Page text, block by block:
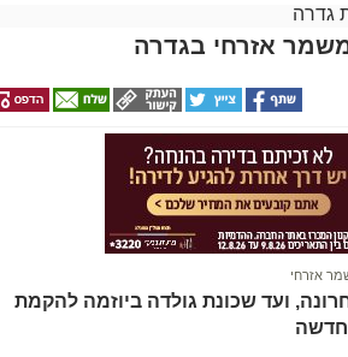
גדרה
אזרחי בגדרה
אזרחי
ועד שכונת גולדה ביוזמה להקמת